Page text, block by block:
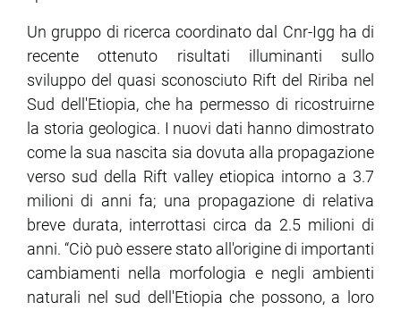
Un gruppo di ricerca coordinato dal Cnr-Igg ha di
recente ottenuto risultati illuminanti sullo
sviluppo del quasi sconosciuto Rift del Ririba nel
Sud dell'Etiopia, che ha permesso di ricostruirne
la storia geologica. I nuovi dati hanno dimostrato
come la sua nascita sia dovuta alla propagazione
verso sud della Rift valley etiopica intorno a 3.7
milioni di anni fa; una propagazione di relativa
breve durata, interrottasi circa da 2.5 milioni di
anni. “Ciò può essere stato all'origine di importanti
cambiamenti nella morfologia e negli ambienti
naturali nel sud dell'Etiopia che possono, a loro